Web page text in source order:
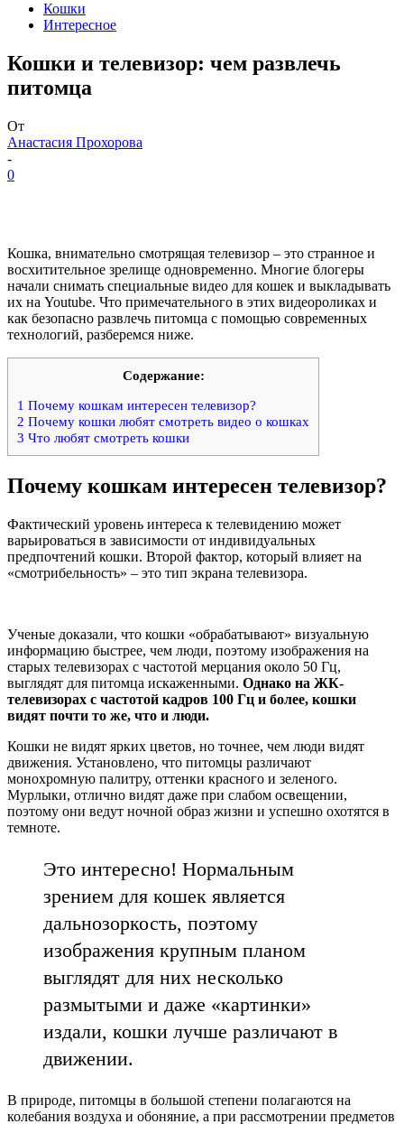
Кошки
Интересное
Кошки и телевизор: чем развлечь
питомца
От
Анастасия Прохорова
-
0
Кошка, внимательно смотрящая телевизор – это странное и
восхитительное зрелище одновременно. Многие блогеры
начали снимать специальные видео для кошек и выкладывать
их на Youtube. Что примечательного в этих видеороликах и
как безопасно развлечь питомца с помощью современных
технологий, разберемся ниже.
Содержание:
1 Почему кошкам интересен телевизор?
2 Почему кошки любят смотреть видео о кошках
3 Что любят смотреть кошки
Почему кошкам интересен телевизор?
Фактический уровень интереса к телевидению может
варьироваться в зависимости от индивидуальных
предпочтений кошки. Второй фактор, который влияет на
«смотрибельность» – это тип экрана телевизора.
Ученые доказали, что кошки «обрабатывают» визуальную
информацию быстрее, чем люди, поэтому изображения на
старых телевизорах с частотой мерцания около 50 Гц,
выглядят для питомца искаженными. Однако на ЖК-
телевизорах с частотой кадров 100 Гц и более, кошки
видят почти то же, что и люди.
Кошки не видят ярких цветов, но точнее, чем люди видят
движения. Установлено, что питомцы различают
монохромную палитру, оттенки красного и зеленого.
Мурлыки, отлично видят даже при слабом освещении,
поэтому они ведут ночной образ жизни и успешно охотятся в
темноте.
Это интересно! Нормальным
зрением для кошек является
дальнозоркость, поэтому
изображения крупным планом
выглядят для них несколько
размытыми и даже «картинки»
издали, кошки лучше различают в
движении.
В природе, питомцы в большой степени полагаются на
колебания воздуха и обоняние, а при рассмотрении предметов